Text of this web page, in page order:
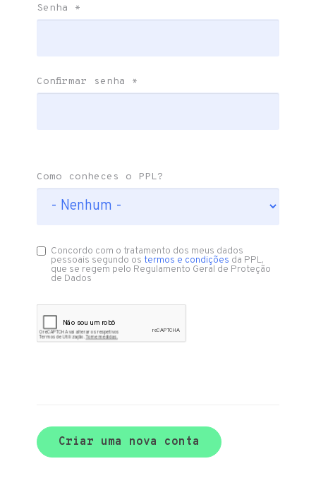
Senha *
Confirmar senha *
Como conheces o PPL?
Concordo com o tratamento dos meus dados
pessoais segundo ostermos e condições da PPL,
que se regem pelo Regulamento Geral de Proteção
de Dados
Criar uma nova conta